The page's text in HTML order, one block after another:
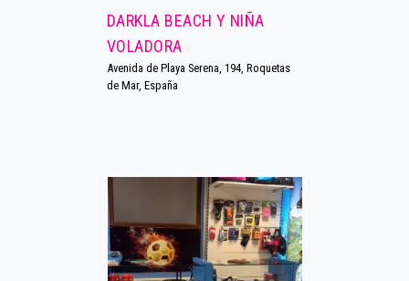
DARKLA BEACH Y NIÑA
VOLADORA
Avenida de Playa Serena, 194, Roquetas
de Mar, España